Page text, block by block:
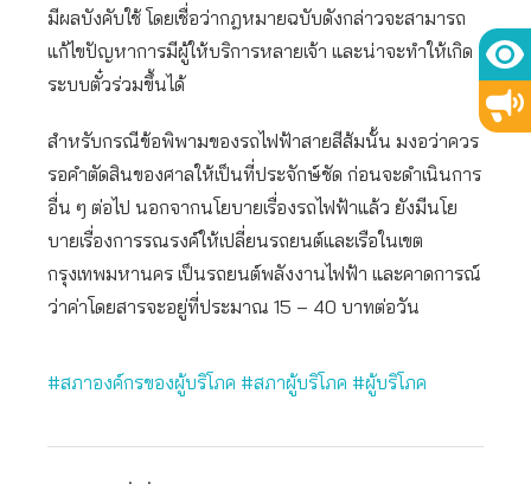
มีผลบังคับใช้ โดยเชื่อว่ากฎหมายฉบับดังกล่าวจะสามารถ
แก้ไขปัญหาการมีผู้ให้บริการหลายเจ้า และน่าจะทำให้เกิด
ระบบตั๋วร่วมขึ้นได้
สำหรับกรณีข้อพิพามของรถไฟฟ้าสายสีส้มนั้น มงอว่าควร
รอคำตัดสินของศาลให้เป็นที่ประจักษ์ชัด ก่อนจะดำเนินการ
อื่น ๆ ต่อไป นอกจากนโยบายเรื่องรถไฟฟ้าแล้ว ยังมีนโย
บายเรื่องการรณรงค์ให้เปลี่ยนรถยนต์และเรือในเขต
กรุงเทพมหานคร เป็นรถยนต์พลังงานไฟฟ้า และคาดการณ์
ว่าค่าโดยสารจะอยู่ที่ประมาณ 15 – 40 บาทต่อวัน
#สภาองค์กรของผู้บริโภค #สภาผู้บริโภค #ผู้บริโภค